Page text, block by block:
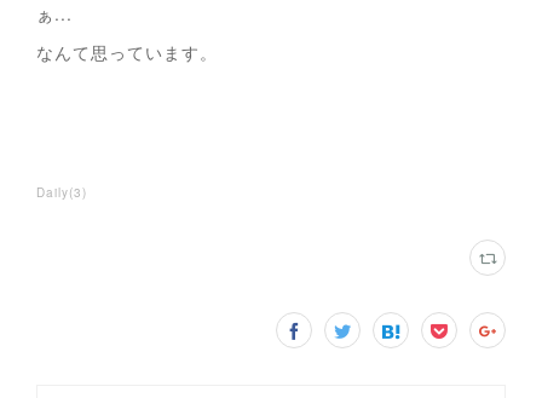
ぁ...
なんて思っています。
Daily(3)